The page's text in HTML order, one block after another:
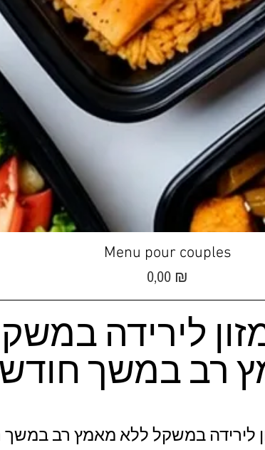
Aperçu rapide
Menu pour couples
Prix
0,00 ₪
לירידה
רב במשך חודש
לירידה במשקל ללא מאמץ רב